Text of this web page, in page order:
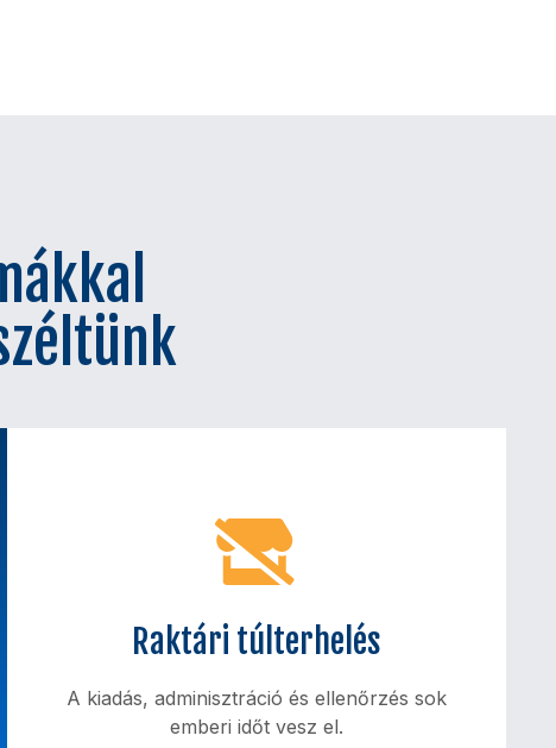
Raktári túlterhelés
A kiadás, adminisztráció és ellenőrzés sok
emberi időt vesz el.